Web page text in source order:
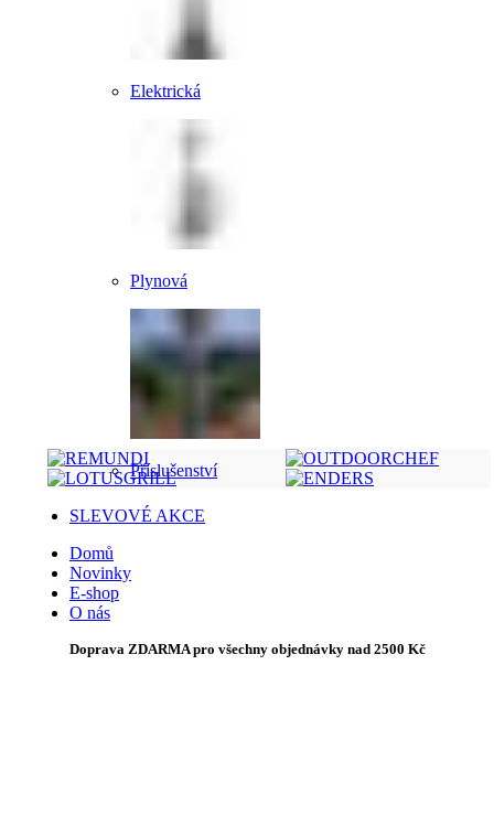
Elektrická
Plynová
Příslušenství
SLEVOVÉ AKCE
Domů
Novinky
E-shop
O nás
Doprava ZDARMA pro všechny objednávky nad 2500 Kč